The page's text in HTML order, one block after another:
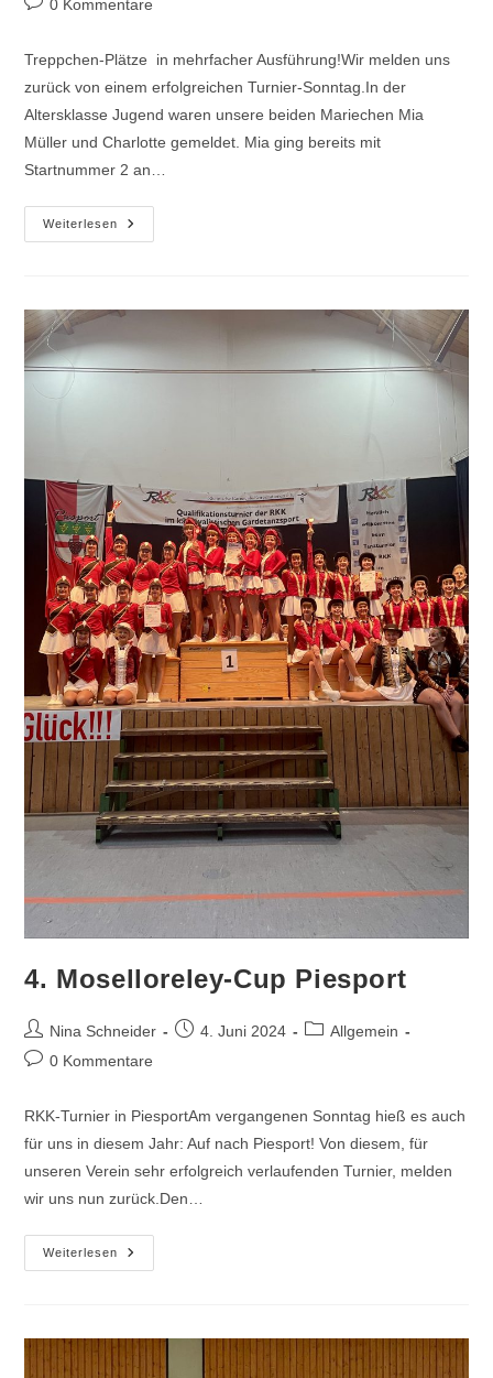
0 Kommentare
Treppchen-Plätze in mehrfacher Ausführung!Wir melden uns
zurück von einem erfolgreichen Turnier-Sonntag.In der
Altersklasse Jugend waren unsere beiden Mariechen Mia
Müller und Charlotte gemeldet. Mia ging bereits mit
Startnummer 2 an…
Weiterlesen
Rhein-
Nahe
4. Moselloreley-Cup Piesport
Beitrags-
Autor:
Nina Schneider
Beitrag4. Juni 2024
Beitrags-
Allgemein
Beitrags-
0 Kommentare
RKK-Turnier in PiesportAm vergangenen Sonntag hieß es auch
für uns in diesem Jahr: Auf nach Piesport! Von diesem, für
unseren Verein sehr erfolgreich verlaufenden Turnier, melden
wir uns nun zurück.Den…
Weiterlesen
4.
Moselloreley-